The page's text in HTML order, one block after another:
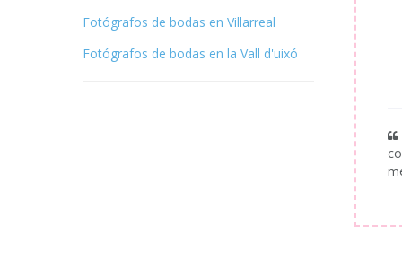
Fotógrafos de bodas en Villarreal
Fotógrafos de bodas en la Vall d'uixó